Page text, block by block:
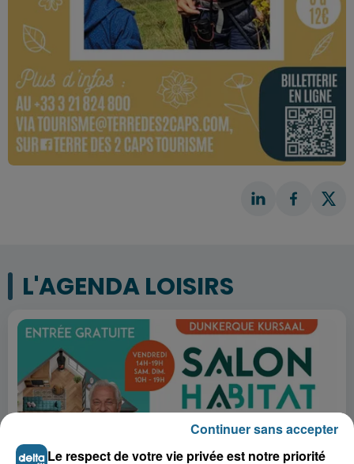
L'AGENDA LOISIRS
Le respect de votre vie privée est notre priorité
Continuer sans accepter